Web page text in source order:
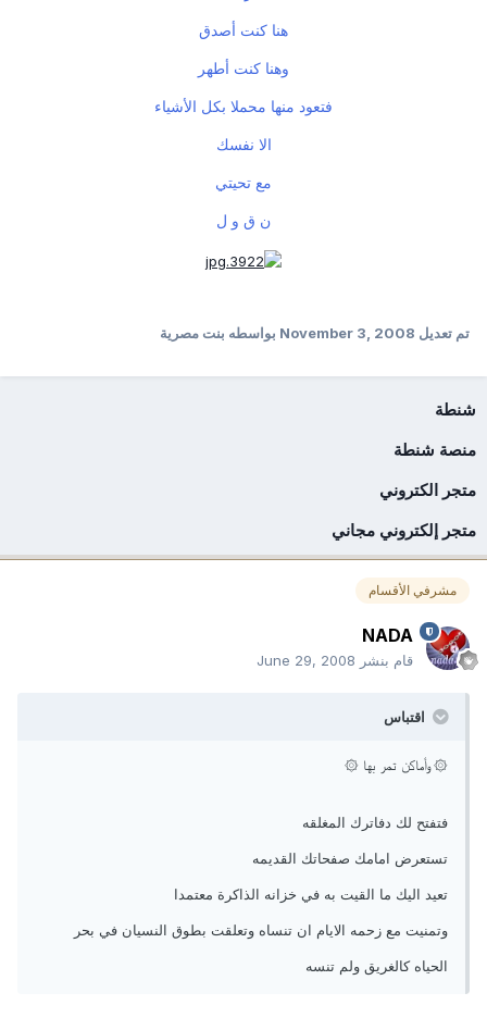
هنا كنت أصدق
وهنا كنت أطهر
فتعود منها محملا بكل الأشياء
الا نفسك
مع تحيتي
ن ق و ل
تم تعديلNovember 3, 2008بواسطه بنت مصرية
شنطة
منصة شنطة
متجر الكتروني
متجر إلكتروني مجاني
مشرفي الأقسام
NADA
قام بنشر June 29, 2008
اقتباس
۞ وأماكن تمر بها ۞
فتفتح لك دفاترك المغلقه
تستعرض امامك صفحاتك القديمه
تعيد اليك ما القيت به في خزانه الذاكرة معتمدا
وتمنيت مع زحمه الايام ان تنساه وتعلقت بطوق النسيان في بحر
الحياه كالغريق ولم تنسه